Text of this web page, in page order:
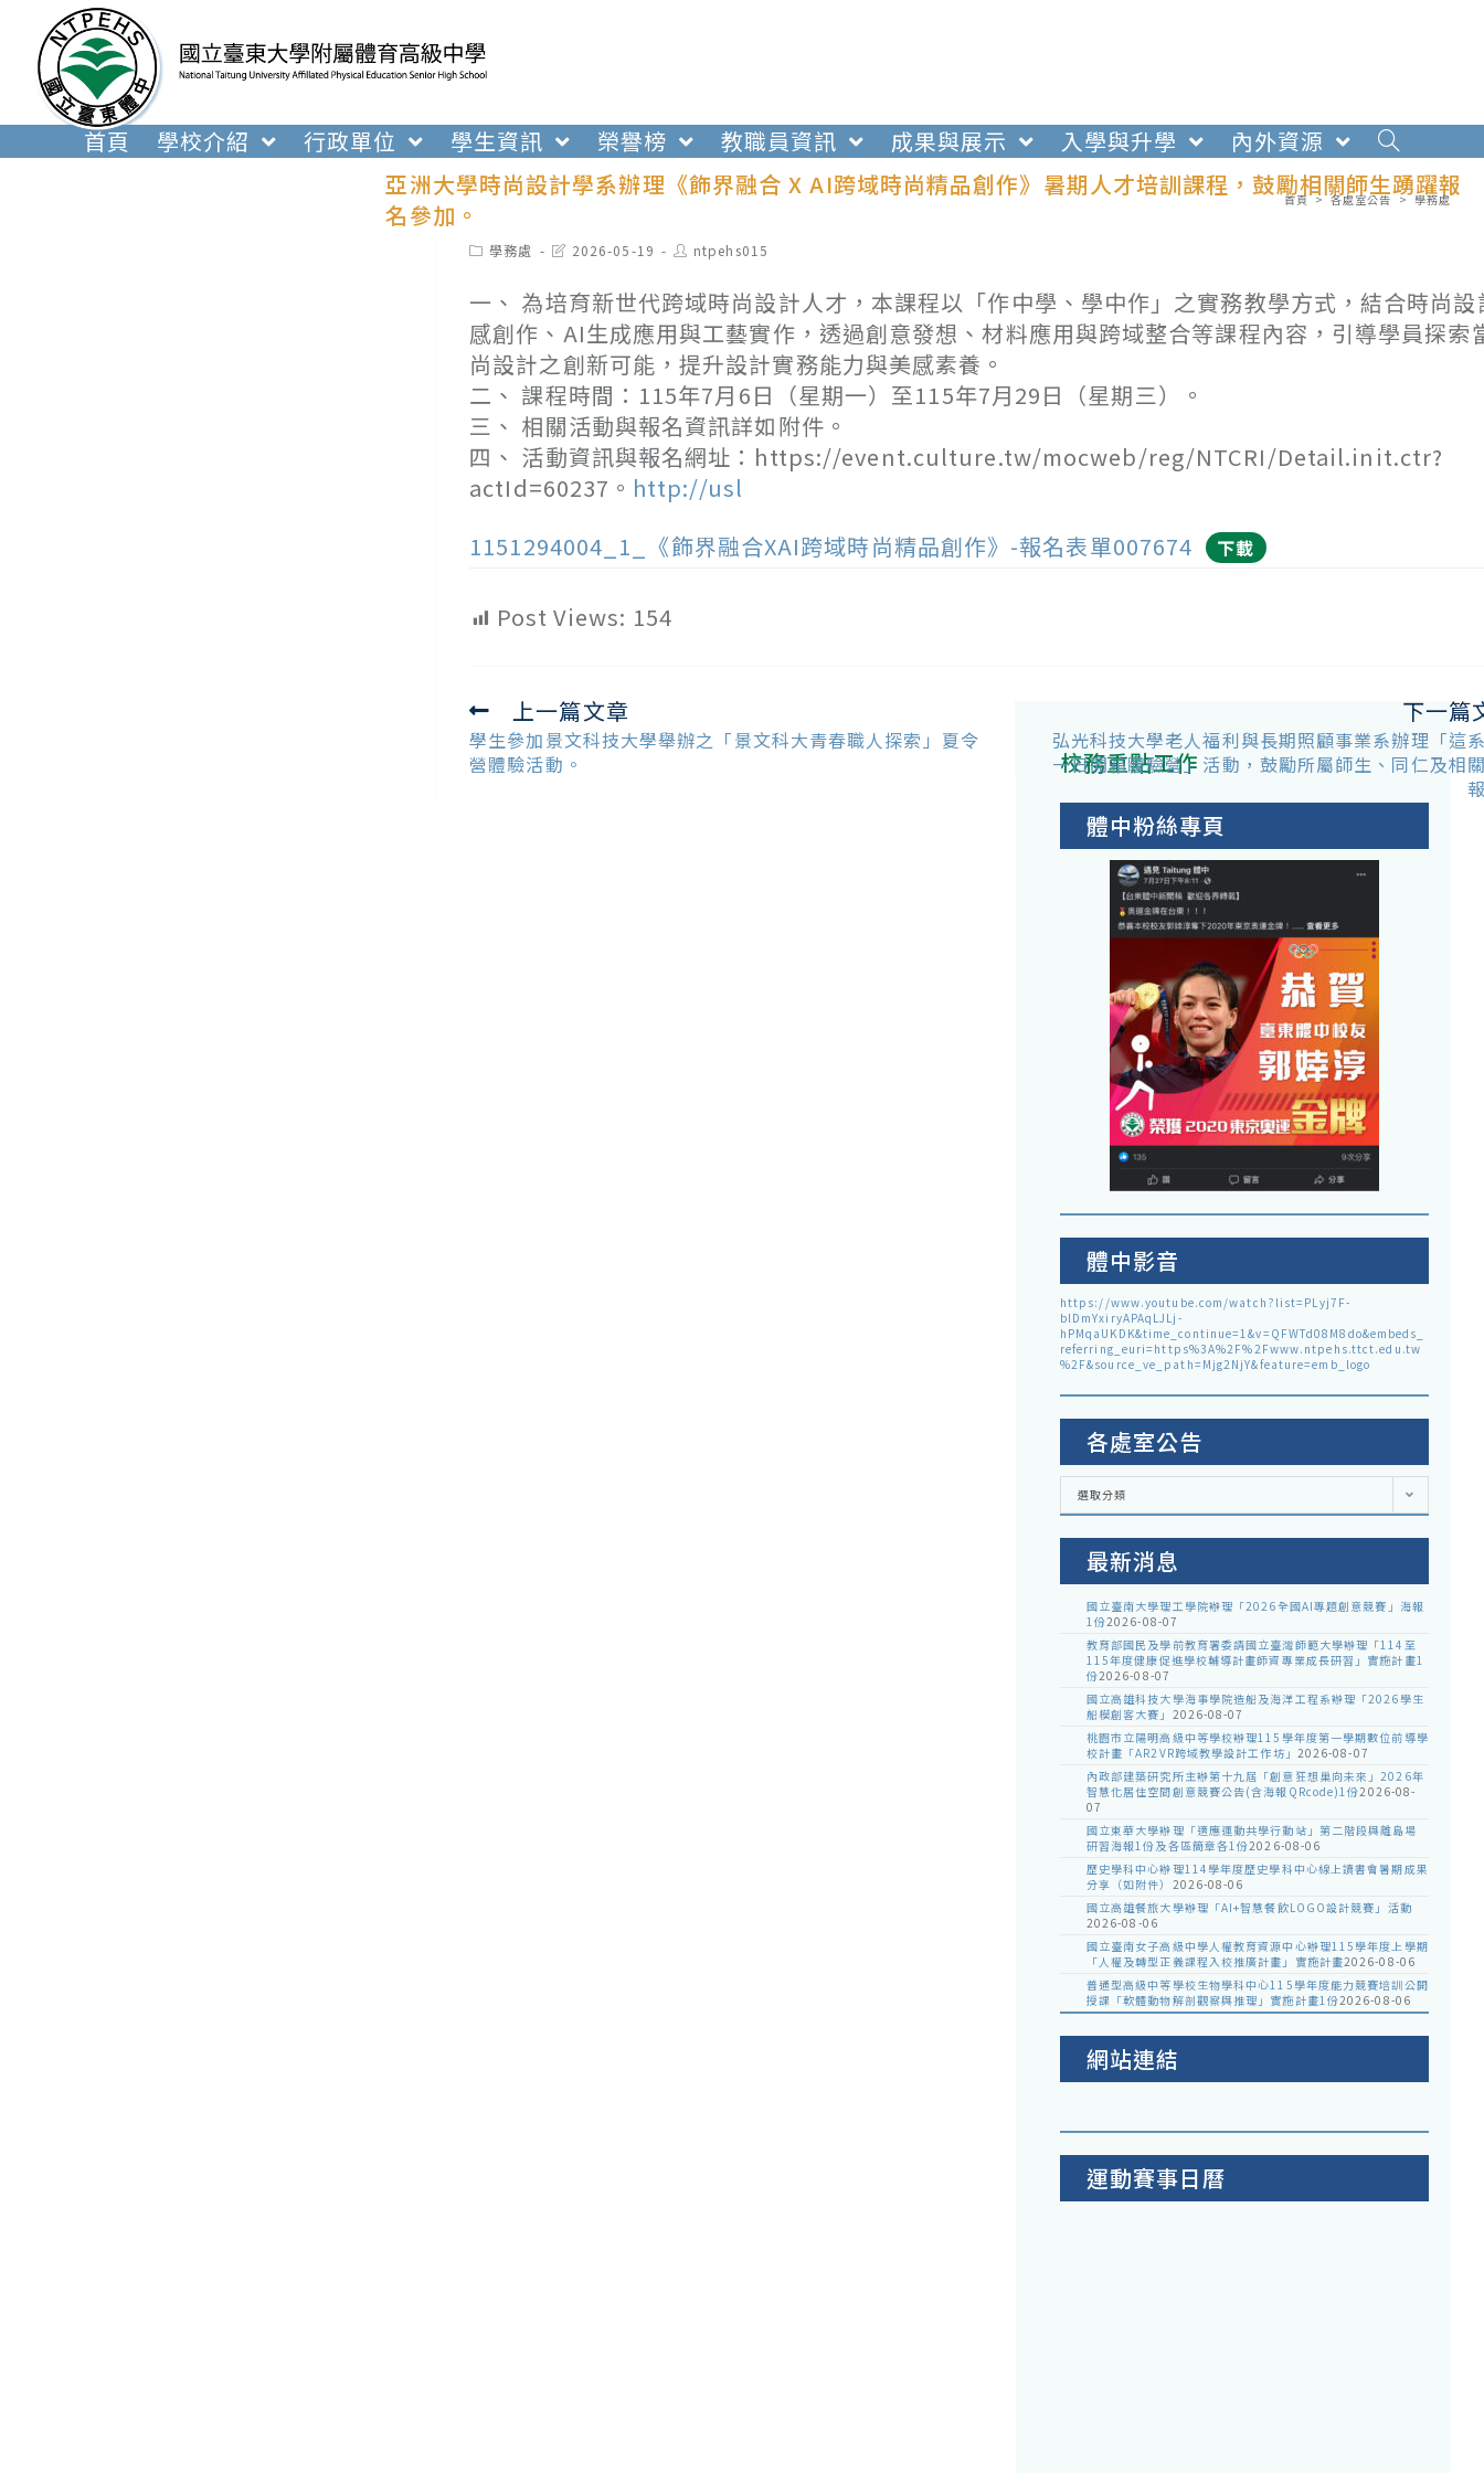
內
首頁 學校介紹 行政單位 學生資訊 榮譽榜 教職員資訊 成果與展示 入學與升學
內外資源
亞洲大學時尚設計學系辦理《飾界融合 X AI跨域時尚精品創作》暑期人才培訓課程，鼓勵相關師生踴躍報
名參加。
首頁 > 各處室公告 > 學務處
Post學務處
Post2026-05-19
Post
author:
ntpehs015
一、 為培育新世代跨域時尚設計人才，本課程以「作中學、學中作」之實務教學方式，結合時尚
感創作、AI生成應用與工藝實作，透過創意發想、材料應用與跨域整合等課程內容，引導學員探索
尚設計之創新可能，提升設計實務能力與美感素養。
二、 課程時間：115年7月6日（星期一）至115年7月29日（星期三）。
三、 相關活動與報名資訊詳如附件。
四、 活動資訊與報名網址：https://event.culture.tw/mocweb/reg/NTCRI/Detail.init.ctr?
actId=60237。 http://usl
1151294004_1_《飾界融合XAI跨域時尚精品創作》-報名表單007674
下載
Post Views: 154
Read
more
articles
上一篇文章
學生參加景文科技大學舉辦之「景文科大青春職人探索」夏令
營體驗活動。
下一篇
弘光科技大學老人福利與長期照顧事業系辦理「這
一日開箱體驗營」活動，鼓勵所屬師生、同仁及相
校務重點工作
體中粉絲專頁
體中影音
https://www.youtube.com/watch?list=PLyj7F-
blDmYxiryAPAqLJLj-
hPMqaUKDK&time_continue=1&v=QFWTd08M8do&embeds_
referring_euri=https%3A%2F%2Fwww.ntpehs.ttct.edu.tw
%2F&source_ve_path=Mjg2NjY&feature=emb_logo
各處室公告
各
室
選取分類
最新消息
國立臺南大學理工學院辦理「2026全國AI專題創意競賽」海報
1份2026-08-07
教育部國民及學前教育署委請國立臺灣師範大學辦理「114至
115年度健康促進學校輔導計畫師資專業成長研習」實施計畫1
份2026-08-07
國立高雄科技大學海事學院造船及海洋工程系辦理「2026學生
船模創客大賽」 2026-08-07
桃園市立陽明高級中等學校辦理115學年度第一學期數位前導學
校計畫「AR2VR跨域教學設計工作坊」 2026-08-07
內政部建築研究所主辦第十九屆「創意狂想巢向未來」2026年
智慧化居住空間創意競賽公告(含海報QRcode)1份2026-08-
07
國立東華大學辦理「適應運動共學行動站」第二階段與離島場
研習海報1份及各區簡章各1份2026-08-06
歷史學科中心辦理114學年度歷史學科中心線上讀書會暑期成果
分享（如附件） 2026-08-06
國立高雄餐旅大學辦理「AI+智慧餐飲LOGO設計競賽」活動
2026-08-06
國立臺南女子高級中學人權教育資源中心辦理115學年度上學期
「人權及轉型正義課程入校推廣計畫」實施計畫2026-08-06
普通型高級中等學校生物學科中心115學年度能力競賽培訓公開
授課「軟體動物解剖觀察與推理」實施計畫1份2026-08-06
網站連結
運動賽事日曆